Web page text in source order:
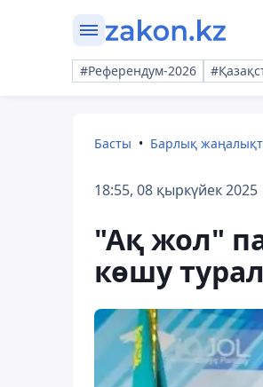
#Референдум-2026
Басты Барлық
18:55, 08 қыркүйек 2025
"Ақ жол"
көшу